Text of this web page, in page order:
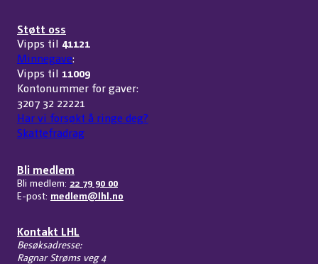
Støtt oss
Vipps til 41121
Minnegave:
Vipps til 11009
Kontonummer for gaver:
3207 32 22221
Har vi forsøkt å ringe deg?
Skattefradrag
Bli medlem
Bli medlem: 22 79 90 00
E-post: medlem@lhl.no
Kontakt LHL
Besøksadresse:
Ragnar Strøms veg 4